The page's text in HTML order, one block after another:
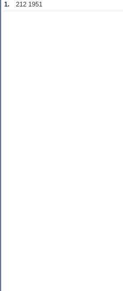
1.
212 1951